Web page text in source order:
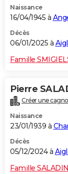
Naissance
16/04/1945 à
Décès
06/01/2025 à
Famille
Pierre
Créer une
Naissance
23/01/1939 à
Décès
05/12/2024 à
Famille SALADIN